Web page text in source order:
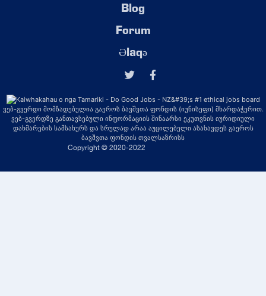
Blog
Forum
Əlaqə
ვებ-გვერდი მომზადებულია გაეროს ბავშვთა ფონდის (იუნისეფი) მხარდაჭერით.
ვებ-გვერდზე განთავსებული ინფორმაციის შინაარსი ეკუთვნის იურიდიული
დახმარების სამსახურს და სრულად არაა აუცილებელი ასახავდეს გაეროს
ბავშვთა ფონდის თვალსაზრისს
Copyright © 2020-2022